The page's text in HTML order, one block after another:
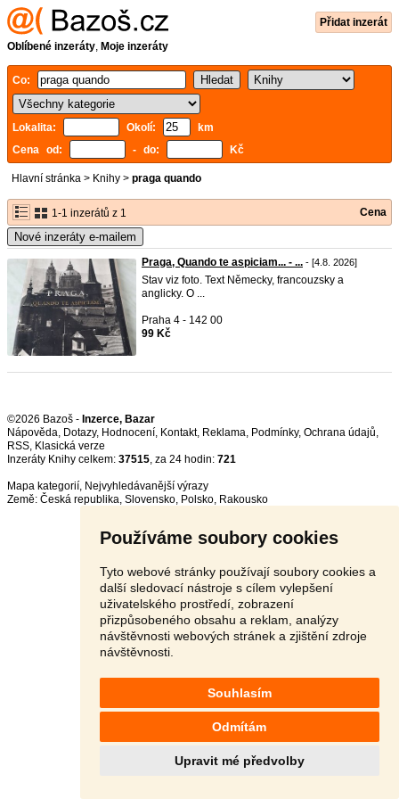
Používáme soubory cookies
Tyto webové stránky používají soubory cookies a
další sledovací nástroje s cílem vylepšení
uživatelského prostředí, zobrazení
přizpůsobeného obsahu a reklam, analýzy
návštěvnosti webových stránek a zjištění zdroje
návštěvnosti.
Souhlasím
Odmítám
Upravit mé předvolby
Přidat inzerát
Oblíbené inzeráty, Moje inzeráty
Co:
Lokalita: Okolí:
km
Cena od:
- do: Kč
Hlavní stránka > Knihy > praga quando
1-1 inzerátů z 1 Cena
Nové inzeráty e-mailem
Praga, Quando te aspiciam... - ... - [4.8. 2026]
Stav viz foto. Text Německy, francouzsky a
anglicky. O ...
Praha 4 - 142 00
99 Kč
©2026 Bazoš - Inzerce, Bazar
Nápověda, Dotazy, Hodnocení, Kontakt, Reklama, Podmínky, Ochrana údajů,
RSS,
Inzeráty Knihy celkem: 37515, za 24 hodin: 721
Mapa kategorií, Nejvyhledávanější výrazy
Země: Česká republika, Slovensko, Polsko, Rakousko